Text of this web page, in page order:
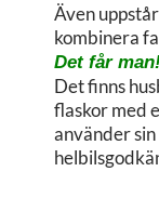
Även
kombinera
Det får
Det finns
flaskor med
använder